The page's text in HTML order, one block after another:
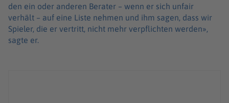
den ein oder anderen Berater – wenn er sich unfair
verhält – auf eine Liste nehmen und ihm sagen, dass wir
Spieler, die er vertritt, nicht mehr verpflichten werden»,
sagte er.